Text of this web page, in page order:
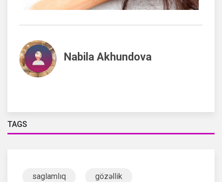
Nabila Akhundova
TAGS
saglamlıq gözəllik